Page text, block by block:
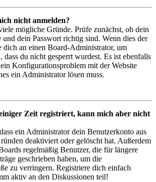
nicht anmelden?
mögliche Gründe. Prüfe zunächst, ob dein
und dein Passwort richtig sind. Wenn dies der
dich an einen Board-Administrator, um
dass du nicht gesperrt wurdest. Es ist ebenfalls
Konfigurationsproblem mit der Website
ein Administrator lösen muss.
Zeit registriert, kann mich aber nicht
ein Administrator dein Benutzerkonto aus
deaktiviert oder gelöscht hat. Außerdem
regelmäßig Benutzer, die für längere
geschrieben haben, um die
zu verringern. Registriere dich einfach
aktiv an den Diskussionen teil!